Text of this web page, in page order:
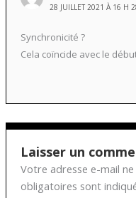
28 JUILLET 2021 À 16 H
Synchronicité ?
Cela coïncide avec le
Laisser un
Votre adresse e-mail
obligatoires sont